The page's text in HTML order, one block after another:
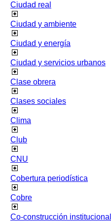
Ciudad real
Ciudad y ambiente
Ciudad y energía
Ciudad y servicios urbanos
Clase obrera
Clases sociales
Clima
Club
CNU
Cobertura periodística
Cobre
Co-construcción institucional